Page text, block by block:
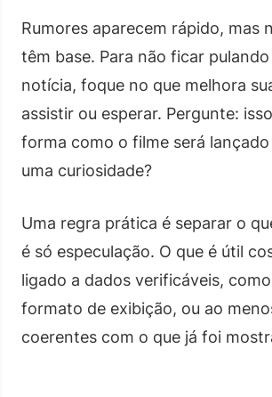
Rumores aparecem rápido, mas
têm base. Para não ficar
notícia, foque no que melhora
assistir ou esperar. Pergunte:
forma como o filme será
uma curiosidade?
Uma regra prática é separar o
é só especulação. O que é útil
ligado a dados verificáveis,
formato de exibição, ou ao
coerentes com o que já foi